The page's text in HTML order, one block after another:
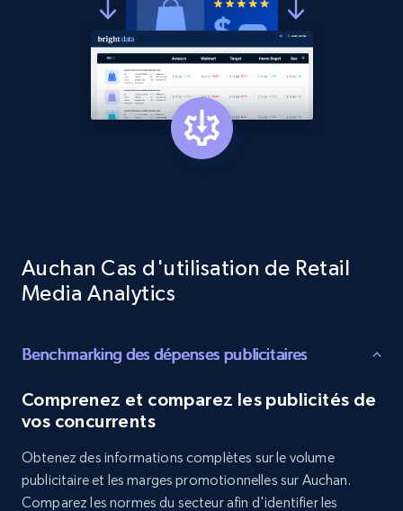
1.3K+ 176+ Commencer
Target - Gather data on products using
specified keywords
URL, Product id, Title, Product description,
URL, Product id, Title, Product description,
Auchan Cas d'utilisation de Retail
Media Analytics
Benchmarking des dépenses publicitaires
Comprenez et comparez les publicités de
vos concurrents
Obtenez des informations complètes sur le volume
publicitaire et les marges promotionnelles sur Auchan.
Comparez les normes du secteur afin d'identifier les